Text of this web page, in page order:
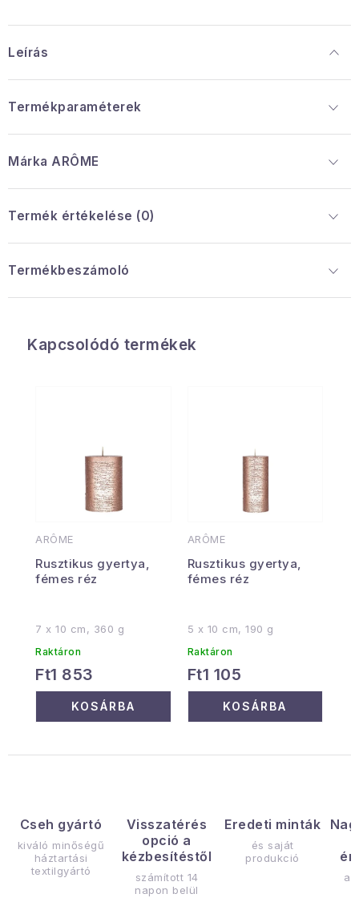
Cseh gyártó
kiváló minőségű
háztartási
textilgyártó
Visszatérés
opció a
kézbesítéstől
számított 14
napon belül
Eredeti minták
és saját
produkció
Leírás
Termékparaméterek
Márka ARÔME
Termék értékelése (0)
Termékbeszámoló
Kapcsolódó termékek
ARÔME
Rusztikus gyertya,
fémes réz
7 x 10 cm, 360 g
Raktáron
Ft1 853
KOSÁRBA
ARÔME
Rusztikus gyertya,
fémes réz
5 x 10 cm, 190 g
Raktáron
Ft1 105
KOSÁRBA